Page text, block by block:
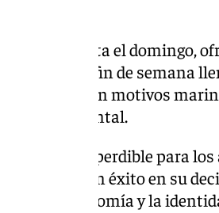
hasta el domingo,
de un fin de semana
decorado con motivos
medioambiental.
una cita imperdible para
ser un gran éxito en su
la economía y la